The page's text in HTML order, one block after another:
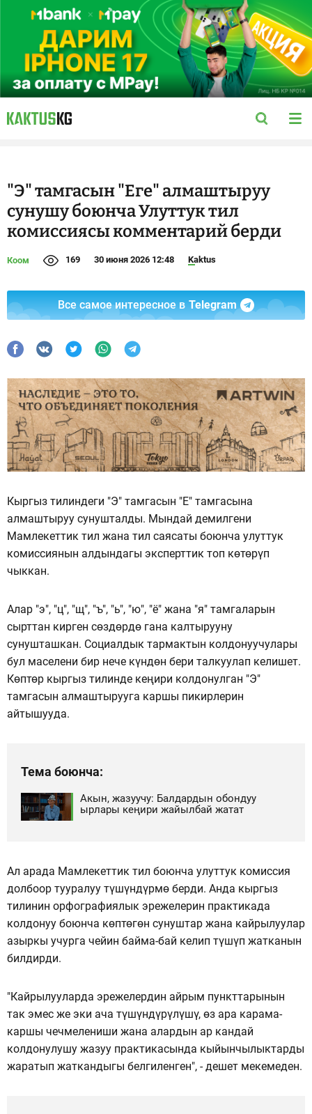
"Э" тамгасын "Еге" алмаштыруу
сунушу боюнча Улуттук тил
комиссиясы комментарий берди
Коом 169 30 июня 2026 12:48 Kaktus
Все самое интересное в Telegram
Кыргыз тилиндеги "Э" тамгасын "Е" тамгасына
алмаштыруу сунушталды. Мындай демилгени
Мамлекеттик тил жана тил саясаты боюнча улуттук
комиссиянын алдындагы эксперттик топ көтөрүп
чыккан.
Алар "э", "ц", "щ", "ъ", "ь", "ю", "ё" жана "я" тамгаларын
сырттан кирген сөздөрдө гана калтырууну
сунушташкан. Социалдык тармактын колдонуучулары
бул маселени бир нече күндөн бери талкуулап келишет.
Көптөр кыргыз тилинде кеңири колдонулган "Э"
тамгасын алмаштырууга каршы пикирлерин
айтышууда.
Тема боюнча:
Акын, жазуучу: Балдардын обондуу
ырлары кеңири жайылбай жатат
Ал арада Мамлекеттик тил боюнча улуттук комиссия
долбоор тууралуу түшүндүрмө берди. Анда кыргыз
тилинин орфографиялык эрежелерин практикада
колдонуу боюнча көптөгөн сунуштар жана кайрылуулар
азыркы учурга чейин байма-бай келип түшүп жатканын
билдирди.
"Кайрылууларда эрежелердин айрым пункттарынын
так эмес же эки ача түшүндүрүлүшү, өз ара карама-
каршы чечмелениши жана алардын ар кандай
колдонулушу жазуу практикасында кыйынчылыктарды
жаратып жаткандыгы белгиленген", - дешет мекемеден.